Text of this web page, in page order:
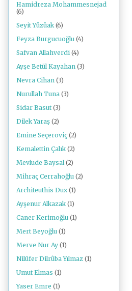
Hamidreza Mohammesnejad
(6)
Seyit Yüzüak (6)
Feyza Burgucuoğlu (4)
Safvan Allahverdi (4)
Ayşe Betül Kayahan (3)
Nevra Cihan (3)
Nurullah Tuna (3)
Sidar Basut (3)
Dilek Yaraş (2)
Emine Seçeroviç (2)
Kemalettin Çalık (2)
Mevlude Baysal (2)
Mihraç Cerrahoğlu (2)
Architeuthis Dux (1)
Ayşenur Alkazak (1)
Caner Kerimoğlu (1)
Mert Beyoğlu (1)
Merve Nur Ay (1)
Nilüfer Dilrûba Yılmaz (1)
Umut Elmas (1)
Yaser Emre (1)